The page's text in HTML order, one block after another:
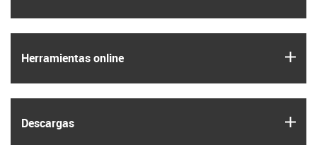
Herramientas online
Descargas